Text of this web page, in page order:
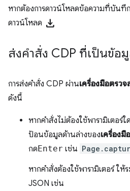
หากต้องการดาวน์โหลดข้อความที่บันทึ
ดาวน์โหลด download
ส่งคำสั่ง CDP ที่เป็นข้อ
การส่งคําสั่ง CDP ผ่านเครื่องมือตรว
ดังนี้
หากคำสั่งไม่ต้องใช้พารามิเตอร์
ป้อนข้อมูลด้านล่างของเครื่องมื
กดEnter เช่น
หากคำสั่งต้องใช้พารามิเตอร์ ให้
JSON เช่น